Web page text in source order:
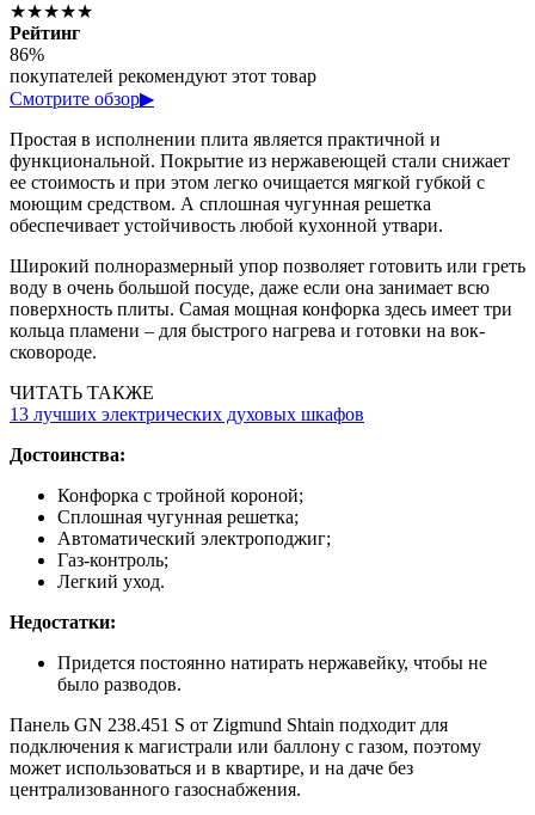
★★★★★
Рейтинг
86%
покупателей рекомендуют этот товар
Смотрите обзор▶
Простая в исполнении плита является практичной и
функциональной. Покрытие из нержавеющей стали снижает
ее стоимость и при этом легко очищается мягкой губкой с
моющим средством. А сплошная чугунная решетка
обеспечивает устойчивость любой кухонной утвари.
Широкий полноразмерный упор позволяет готовить или греть
воду в очень большой посуде, даже если она занимает всю
поверхность плиты. Самая мощная конфорка здесь имеет три
кольца пламени – для быстрого нагрева и готовки на вок-
сковороде.
ЧИТАТЬ ТАКЖЕ
13 лучших электрических духовых шкафов
Достоинства:
Конфорка с тройной короной;
Сплошная чугунная решетка;
Автоматический электроподжиг;
Газ-контроль;
Легкий уход.
Недостатки:
Придется постоянно натирать нержавейку, чтобы не
было разводов.
Панель GN 238.451 S от Zigmund Shtain подходит для
подключения к магистрали или баллону с газом, поэтому
может использоваться и в квартире, и на даче без
централизованного газоснабжения.